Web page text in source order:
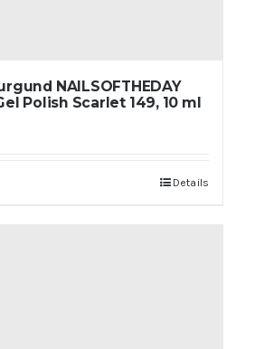
NAILSOFTHEDAY
Polish Scarlet 149, 10 ml
Details